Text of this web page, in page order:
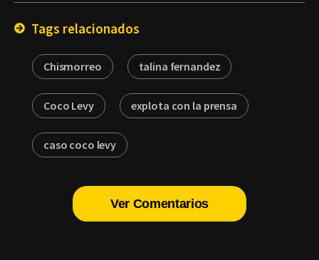
Tags relacionados
Chismorreo talina fernandez
Coco Levy explota con la prensa
caso coco levy
Ver Comentarios